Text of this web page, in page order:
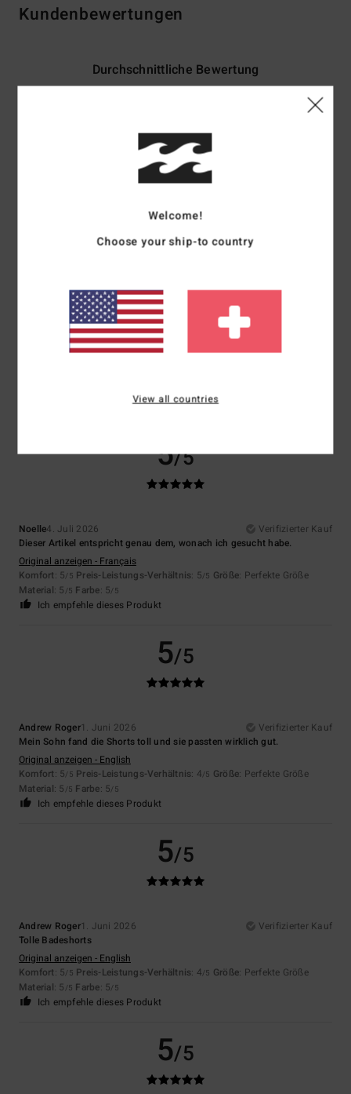
Kundenbewertungen
Durchschnittliche Bewertung
5.0
4 verifizierten Bewertungen
75% unserer Kunden empfehlen dieses Produkt
Preis-Leistungs-Verhältnis
Zu klein Zu groß
Farbe
5/5
Noelle4. Juli 2026
Verifizierter Kauf
Dieser Artikel entspricht genau dem, wonach ich gesucht habe.
Original anzeigen - Français
Komfort: 5/5 Preis-Leistungs-Verhältnis: 5/5 Größe: Perfekte Größe
Material: 5 /5 Farbe: 5/5
Ich empfehle dieses Produkt
5/5
Andrew Roger1. Juni 2026
Verifizierter Kauf
Mein Sohn fand die Shorts toll und sie passten wirklich gut.
Original anzeigen - English
Komfort: 5/5 Preis-Leistungs-Verhältnis: 4/5 Größe: Perfekte Größe
Material: 5 /5 Farbe: 5/5
Ich empfehle dieses Produkt
5/5
Andrew Roger1. Juni 2026
Verifizierter Kauf
Tolle Badeshorts
Original anzeigen - English
Komfort: 5/5 Preis-Leistungs-Verhältnis: 4/5 Größe: Perfekte Größe
Material: 5 /5 Farbe: 5/5
Ich empfehle dieses Produkt
5/5
Welcome!
Choose your ship-to country
View all countries